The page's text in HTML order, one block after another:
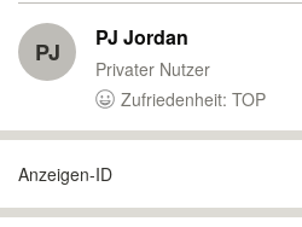
PJ PJ Jordan
Privater Nutzer
Zufriedenheit: TOP
Anzeigen-ID